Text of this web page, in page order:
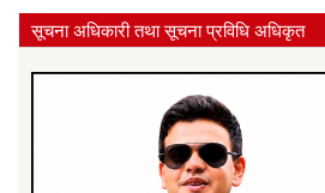
सूचना अधिकारी तथा सूचना प्रविधि अधिकृत